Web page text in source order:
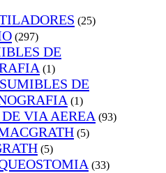
(25)
(297)
DE
(1)
DE
(1)
VIA AEREA (93)
(5)
(5)
(33)